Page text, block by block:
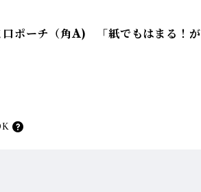
口ポーチ（角A) 「紙でもはまる！が